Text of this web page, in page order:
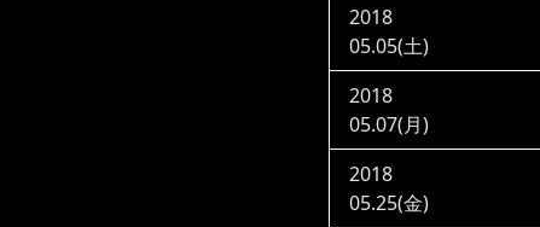
2018
05.05(土)
2018
05.07(月)
2018
05.25(金)